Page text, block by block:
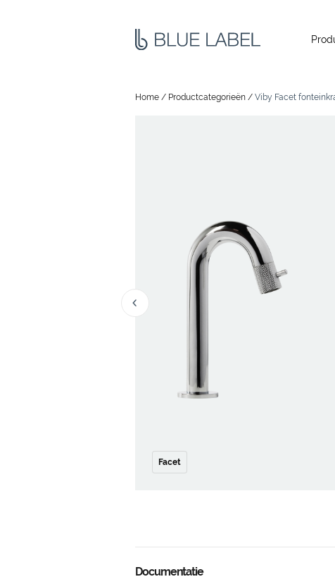
Home / Productcategorieën / Viby Facet
Facet
Documentatie